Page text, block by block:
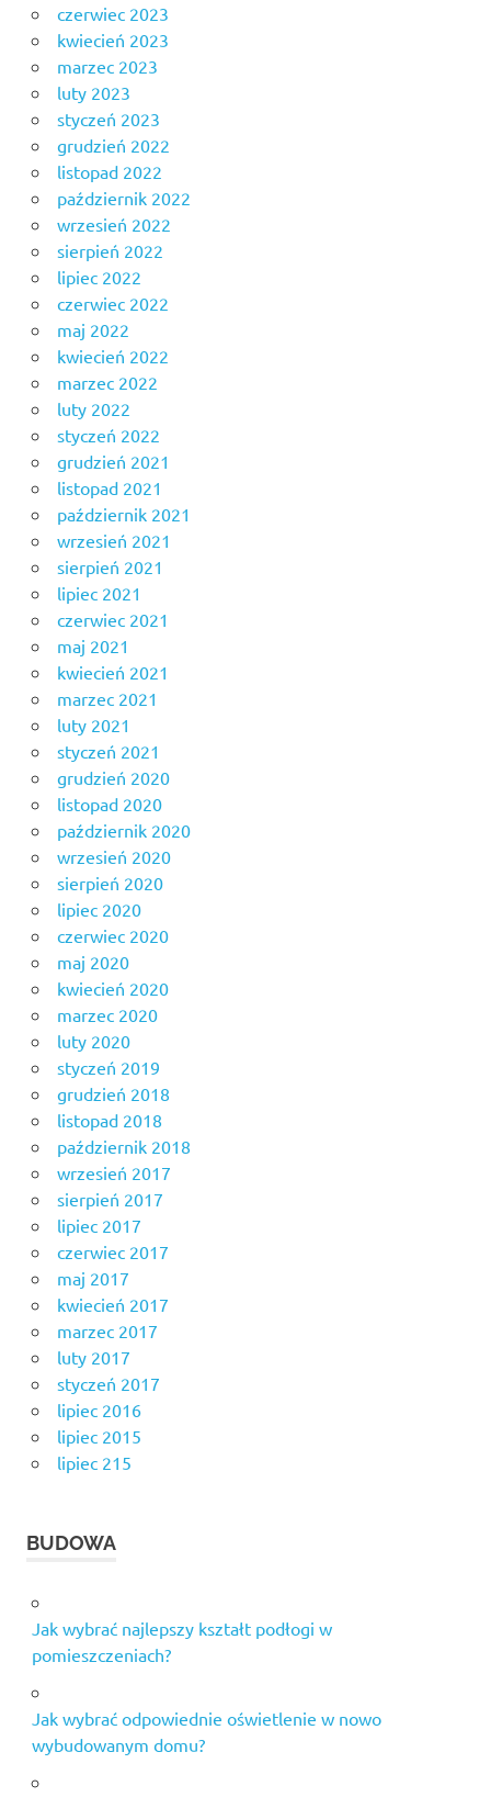
czerwiec 2023
kwiecień 2023
marzec 2023
luty 2023
styczeń 2023
grudzień 2022
listopad 2022
październik 2022
wrzesień 2022
sierpień 2022
lipiec 2022
czerwiec 2022
maj 2022
kwiecień 2022
marzec 2022
luty 2022
styczeń 2022
grudzień 2021
listopad 2021
październik 2021
wrzesień 2021
sierpień 2021
lipiec 2021
czerwiec 2021
maj 2021
kwiecień 2021
marzec 2021
luty 2021
styczeń 2021
grudzień 2020
listopad 2020
październik 2020
wrzesień 2020
sierpień 2020
lipiec 2020
czerwiec 2020
maj 2020
kwiecień 2020
marzec 2020
luty 2020
styczeń 2019
grudzień 2018
listopad 2018
październik 2018
wrzesień 2017
sierpień 2017
lipiec 2017
czerwiec 2017
maj 2017
kwiecień 2017
marzec 2017
luty 2017
styczeń 2017
lipiec 2016
lipiec 2015
lipiec 215
BUDOWA
Jak wybrać najlepszy kształt podłogi w
pomieszczeniach?
Jak wybrać odpowiednie oświetlenie w nowo
wybudowanym domu?